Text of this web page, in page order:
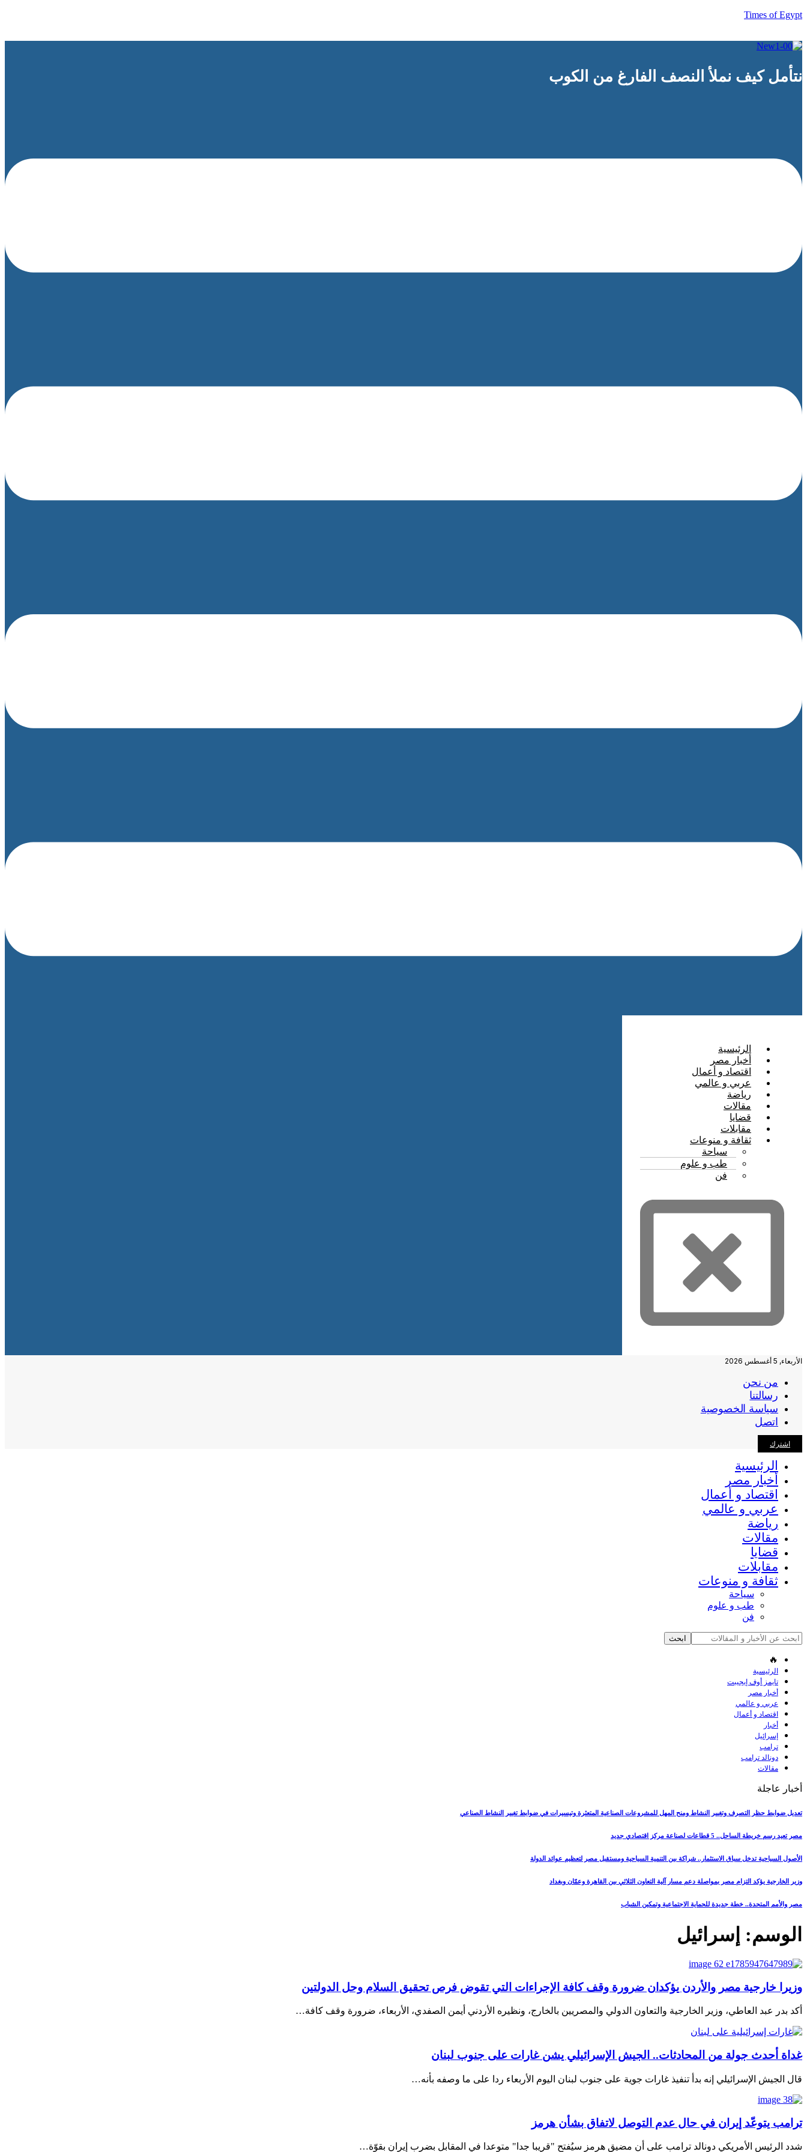
Times of Egypt
نتأمل كيف نملأ النصف الفارغ من الكوب
الرئيسية
أخبار مصر
اقتصاد و أعمال
عربي و عالمي
رياضة
مقالات
قضايا
مقابلات
ثقافة و منوعات
سياحة
طب و علوم
فن
الأربعاء, 5 أغسطس 2026
من نحن
رسالتنا
سياسة الخصوصية
اتصل
اشترك
الرئيسية
أخبار مصر
اقتصاد و أعمال
عربي و عالمي
رياضة
مقالات
قضايا
مقابلات
ثقافة و منوعات
سياحة
طب و علوم
فن
🔥
الرئيسية
تايمز أوف إيجيبت
أخبار مصر
عربي و عالمي
اقتصاد و أعمال
أخبار
إسرائيل
ترامب
دونالد ترامب
مقالات
أخبار عاجلة
تعديل ضوابط حظر التصرف وتغيير النشاط ومنح المهل للمشروعات الصناعية المتعثرة وتيسيرات في ضوابط تغيير النشاط الصناعي
مصر تعيد رسم خريطة الساحل.. 5 قطاعات لصناعة مركز اقتصادي جديد
الأصول السياحية تدخل سباق الاستثمار.. شراكة بين التنمية السياحية ومستقبل مصر لتعظيم عوائد الدولة
وزير الخارجية يؤكد التزام مصر بمواصلة دعم مسار آلية التعاون الثلاثي بين القاهرة وعمّان وبغداد
مصر والأمم المتحدة.. خطة جديدة للحماية الاجتماعية وتمكين الشباب
الوسم: إسرائيل
وزيرا خارجية مصر والأردن يؤكدان ضرورة وقف كافة الإجراءات التي تقوض فرص تحقيق السلام وحل الدولتين
أكد بدر عبد العاطي، وزير الخارجية والتعاون الدولي والمصريين بالخارج، ونظيره الأردني أيمن الصفدي، الأربعاء، ضرورة وقف كافة…
غداة أحدث جولة من المحادثات.. الجيش الإسرائيلي يشن غارات على جنوب لبنان
قال الجيش الإسرائيلي إنه بدأ تنفيذ غارات جوية على جنوب لبنان اليوم الأربعاء ردا على ما وصفه بأنه…
ترامب يتوعّد إيران في حال عدم التوصل لاتفاق بشأن هرمز
شدد الرئيس الأمريكي دونالد ترامب على أن مضيق هرمز سيُفتح "قريبا جدا" متوعدا في المقابل بضرب إيران بقوّة…